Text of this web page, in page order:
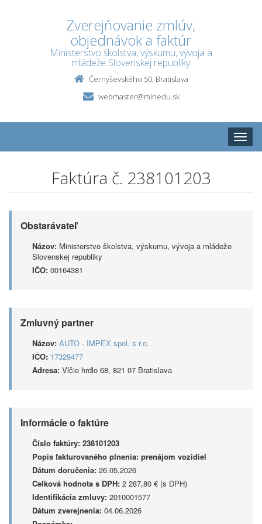
Zverejňovanie zmlúv,
objednávok a faktúr
Ministerstvo školstva, výskumu, vývoja a
mládeže Slovenskej republiky
Černyševského 50, Bratislava
webmaster@minedu.sk
Toggle
Faktúra č. 238101203
Obstarávateľ
Názov: Ministerstvo školstva, výskumu, vývoja a mládeže
Slovenskej republiky
IČO: 00164381
Zmluvný partner
Názov: AUTO - IMPEX spol. s r.o.
IČO: 17329477
Adresa: Vlčie hrdlo 68, 821 07 Bratislava
Informácie o faktúre
Číslo faktúry: 238101203
Popis fakturovaného plnenia: prenájom vozidiel
Dátum doručenia: 26.05.2026
Celková hodnota s DPH: 2 287,80 € (s DPH)
Identifikácia zmluvy: 2010001577
Dátum zverejnenia: 04.06.2026